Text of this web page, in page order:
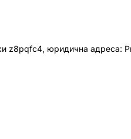
z8pqfc4, юридична адреса: